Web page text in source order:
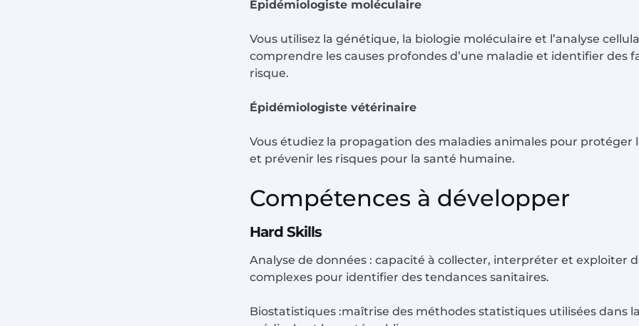
Épidémiologiste moléculaire
Vous utilisez la génétique, la biologie moléculaire et l’analyse
comprendre les causes profondes d’une maladie et identifier des
risque.
Épidémiologiste vétérinaire
Vous étudiez la propagation des maladies animales pour protéger
et prévenir les risques pour la santé humaine.
Compétences à développer
Hard Skills
Analyse de données : capacité à collecter, interpréter et exploiter
complexes pour identifier des tendances sanitaires.
Biostatistiques :maîtrise des méthodes statistiques utilisées dans